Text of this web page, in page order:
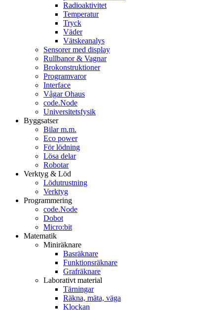
Radioaktivitet
Temperatur
Tryck
Väder
Vätskeanalys
Sensorer med display
Rullbanor & Vagnar
Brokonstruktioner
Programvaror
Interface
Vågar Ohaus
code.Node
Universitetsfysik
Byggsatser
Bilar m.m.
Eco power
För lödning
Lösa delar
Robotar
Verktyg & Löd
Lödutrustning
Verktyg
Programmering
code.Node
Dobot
Micro:bit
Matematik
Miniräknare
Basräknare
Funktionsräknare
Grafräknare
Laborativt material
Tärningar
Räkna, mäta, väga
Klockan